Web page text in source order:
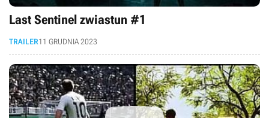
Last Sentinel zwiastun #1
TRAILER11 GRUDNIA 2023